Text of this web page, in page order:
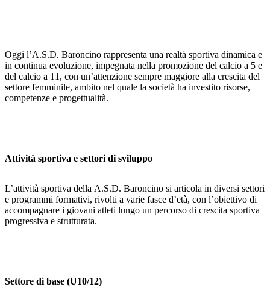
Oggi l’A.S.D. Baroncino rappresenta una realtà sportiva dinamica e
in continua evoluzione, impegnata nella promozione del calcio a 5 e
del calcio a 11, con un’attenzione sempre maggiore alla crescita del
settore femminile, ambito nel quale la società ha investito risorse,
competenze e progettualità.
Attività sportiva e settori di sviluppo
L’attività sportiva della A.S.D. Baroncino si articola in diversi settori
e programmi formativi, rivolti a varie fasce d’età, con l’obiettivo di
accompagnare i giovani atleti lungo un percorso di crescita sportiva
progressiva e strutturata.
Settore di base (U10/12)